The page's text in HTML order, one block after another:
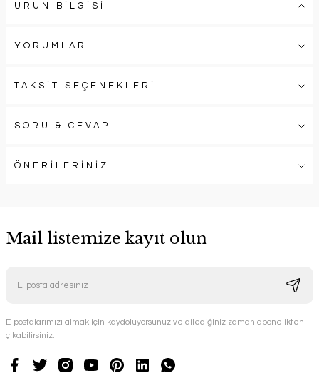
ÜRÜN BİLGİSİ
YORUMLAR
TAKSİT SEÇENEKLERİ
SORU & CEVAP
ÖNERİLERİNİZ
Mail listemize kayıt olun
E-postalarımızı almak için kaydoluyorsunuz ve dilediğiniz zaman abonelikten
çıkabilirsiniz.